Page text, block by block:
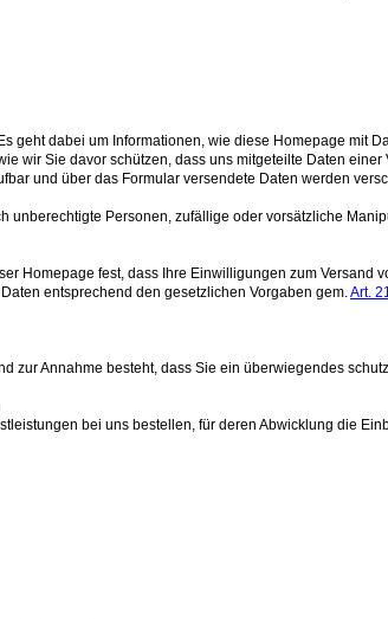
dabei um Informationen, wie diese Homepage mit
wir Sie davor schützen, dass uns mitgeteilte Daten
und über das Formular versendete Daten werden
Personen, zufällige oder vorsätzliche
Homepage fest, dass Ihre Einwilligungen zum Versand
entsprechend den gesetzlichen Vorgaben gem.Art.
zur Annahme besteht, dass Sie ein überwiegendes
bei uns bestellen, für deren Abwicklung die